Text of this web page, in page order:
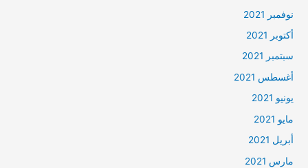
نوفمبر 2021
أكتوبر 2021
سبتمبر 2021
أغسطس 2021
يونيو 2021
مايو 2021
أبريل 2021
مارس 2021